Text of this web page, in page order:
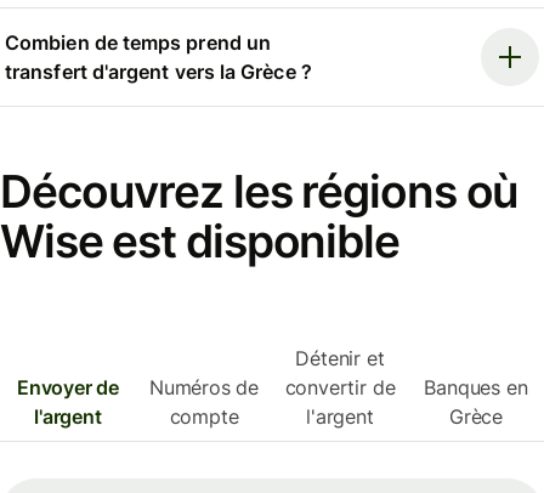
Combien de temps prend un
transfert d'argent vers la Grèce ?
Découvrez les régions où
Wise est disponible
Envoyer de
l'argent
Numéros de
compte
Détenir et
convertir de
l'argent
Banques en
Grèce